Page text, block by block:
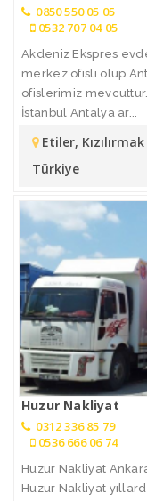
0850 550 05 05
0532 707 04 05
Akdeniz Ekspres
merkez ofisli olup
ofislerimiz
İstanbul Antalya ar...
Etiler,
Türkiye
Huzur Nakliyat
0312 336 85 79
0536 666 06 74
Huzur Nakliyat
Huzur Nakliyat